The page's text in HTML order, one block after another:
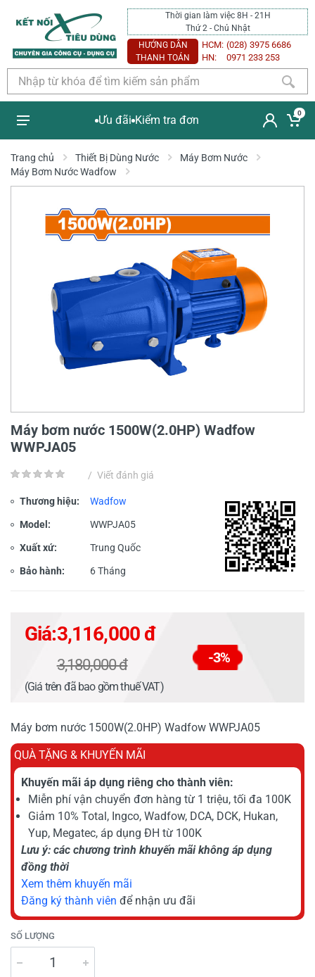
Thời gian làm việc 8H - 21H
Thứ 2 - Chủ Nhật
HƯỚNG DẪN
THANH TOÁN
HCM: (028) 3975 6686
HN:
0971 233 253
Ưu đãi Kiểm tra đơn
0
Trang chủ Thiết Bị Dùng Nước
Máy Bơm Nước
Máy Bơm Nước Wadfow
Máy bơm nước 1500W(2.0HP) Wadfow
WWPJA05
/ Viết đánh giá
Thương hiệu: Wadfow
Model: WWPJA05
Xuất xứ: Trung Quốc
Bảo hành: 6 Tháng
Giá:3,116,000 đ
3,180,000 đ -3%
(Giá trên đã bao gồm thuế VAT)
Máy bơm nước 1500W(2.0HP) Wadfow WWPJA05
QUÀ TẶNG & KHUYẾN MÃI
Khuyến mãi áp dụng riêng cho thành viên:
Miễn phí vận chuyển đơn hàng từ 1 triệu, tối đa 100K
Giảm 10% Total, Ingco, Wadfow, DCA, DCK, Hukan,
Yup, Megatec, áp dụng ĐH từ 100K
Lưu ý: các chương trình khuyến mãi không áp dụng
đồng thời
Xem thêm khuyến mãi
Đăng ký thành viên để nhận ưu đãi
SỐ LƯỢNG